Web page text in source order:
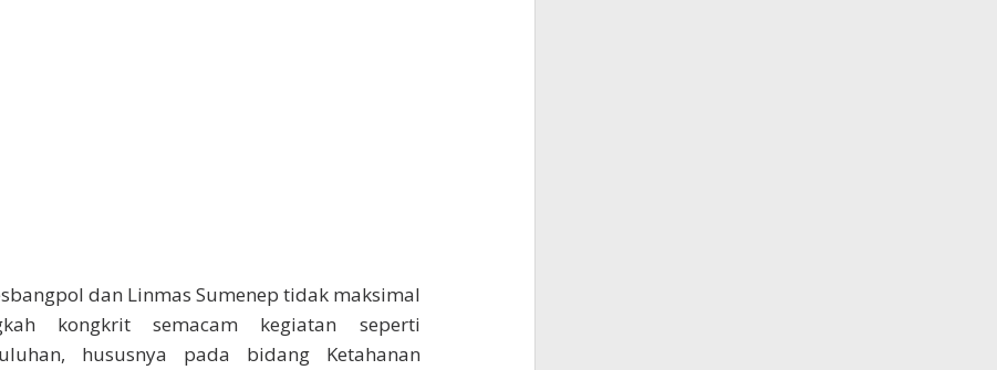
dan Linmas Sumenep tidak maksimal
kongkrit semacam kegiatan seperti
hususnya pada bidang Ketahanan